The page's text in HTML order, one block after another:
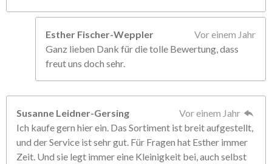
Esther Fischer-Weppler
Vor einem Jahr
Ganz lieben Dank für die tolle Bewertung, dass
freut uns doch sehr.
Susanne Leidner-Gersing
Vor einem Jahr
Ich kaufe gern hier ein. Das Sortiment ist breit aufgestellt,
und der Service ist sehr gut. Für Fragen hat Esther immer
Zeit. Und sie legt immer eine Kleinigkeit bei, auch selbst